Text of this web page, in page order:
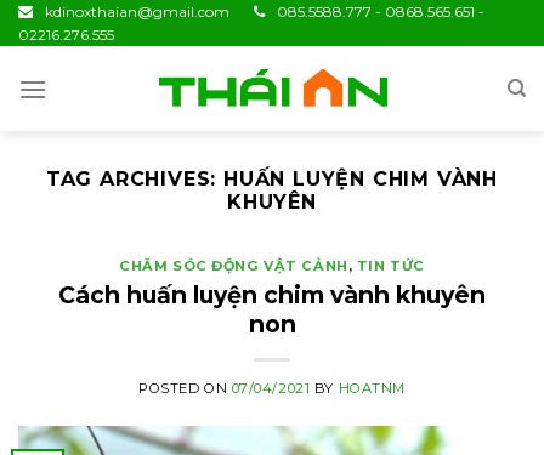
Skip
to
kdinoxthaian@gmail.com
085.5588.777 - 0868.565.651 -
02216.276.555
TAG ARCHIVES: HUẤN LUYỆN CHIM VÀNH
KHUYÊN
CHĂM SÓC ĐỘNG VẬT CẢNH , TIN TỨC
Cách huấn luyện chim vành khuyên
non
POSTED ON 07/04/2021 BY HOATNM